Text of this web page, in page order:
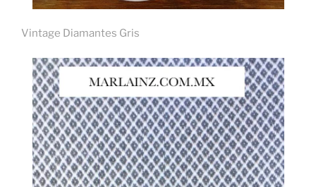
Vintage Diamantes Gris